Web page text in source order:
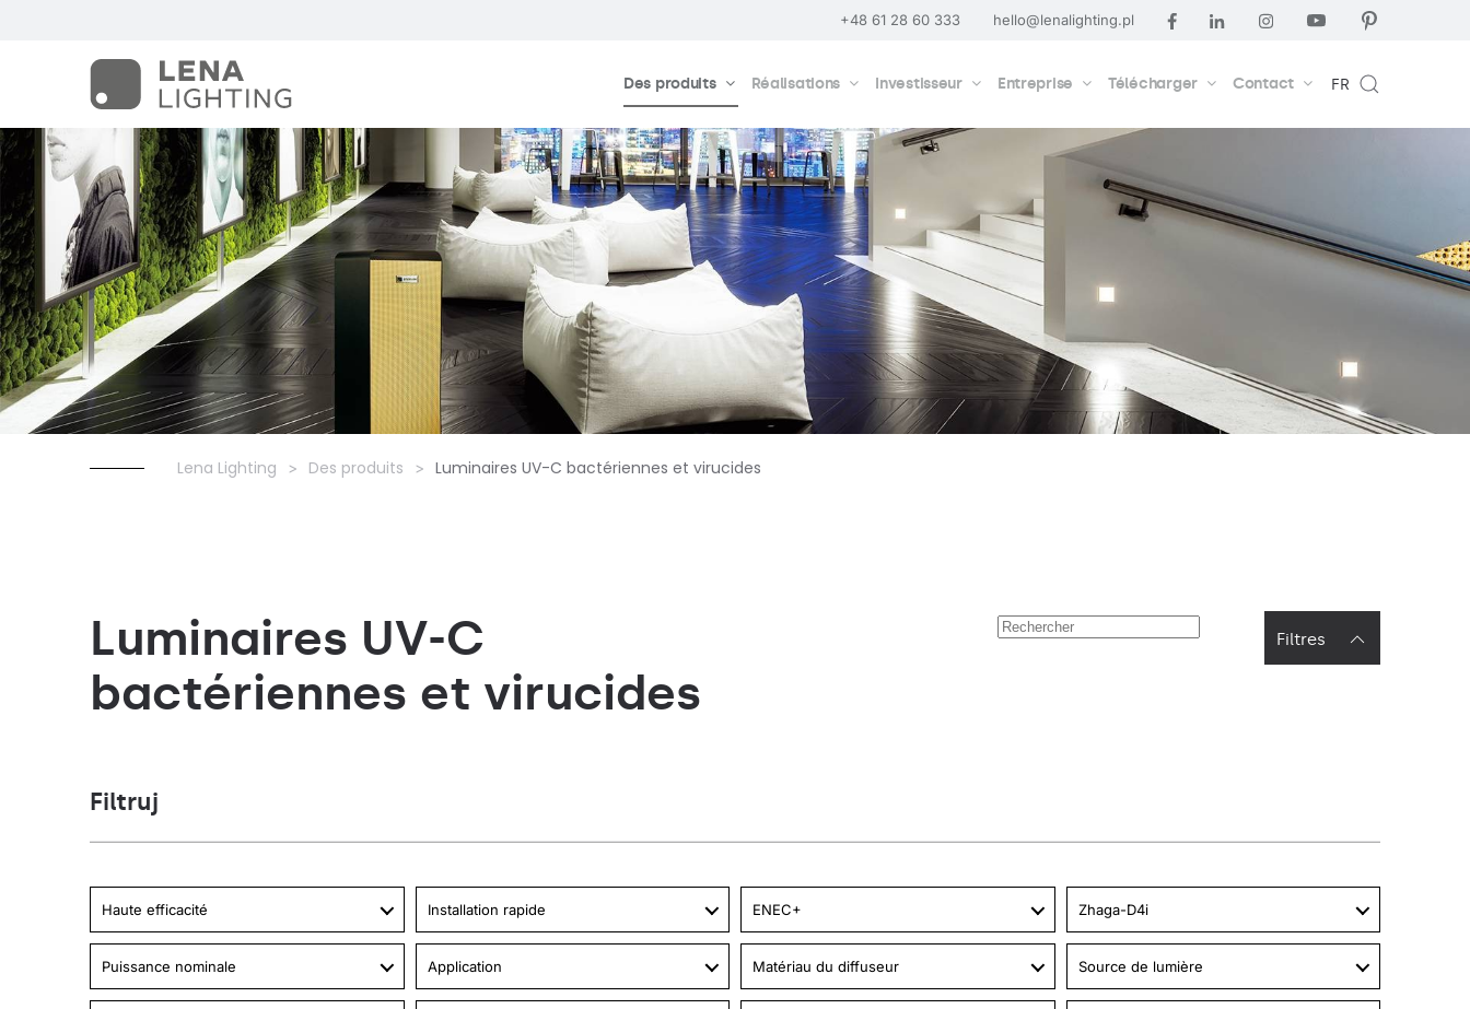
+48 61 28 60 333 hello@lenalighting.pl
Des produits Réalisations Investisseur Entreprise Télécharger Contact FR
Lena Lighting Des produits Luminaires UV-C bactériennes et virucides
Luminaires UV-C
bactériennes et virucides
Filtres
Filtruj
Haute efficacité Installation rapide ENEC+ Zhaga-D4i
Puissance nominale Application Matériau du diffuseur Source de lumière